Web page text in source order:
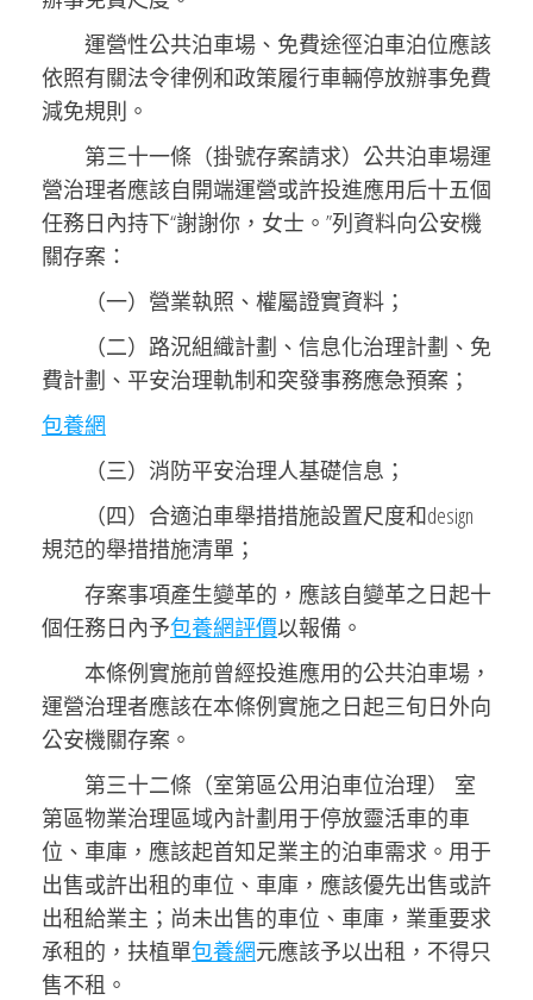
運營性公共泊車場、免費途徑泊車泊位應該
依照有關法令律例和政策履行車輛停放辦事免費
減免規則。
第三十一條（掛號存案請求）公共泊車場運
營治理者應該自開端運營或許投進應用后十五個
任務日內持下“謝謝你，女士。”列資料向公安機
關存案：
（一）營業執照、權屬證實資料；
（二）路況組織計劃、信息化治理計劃、免
費計劃、平安治理軌制和突發事務應急預案；
包養網
（三）消防平安治理人基礎信息；
（四）合適泊車舉措措施設置尺度和design
規范的舉措措施清單；
存案事項產生變革的，應該自變革之日起十
個任務日內予包養網評價以報備。
本條例實施前曾經投進應用的公共泊車場，
運營治理者應該在本條例實施之日起三旬日外向
公安機關存案。
第三十二條（室第區公用泊車位治理） 室
第區物業治理區域內計劃用于停放靈活車的車
位、車庫，應該起首知足業主的泊車需求。用于
出售或許出租的車位、車庫，應該優先出售或許
出租給業主；尚未出售的車位、車庫，業重要求
承租的，扶植單包養網元應該予以出租，不得只
售不租。